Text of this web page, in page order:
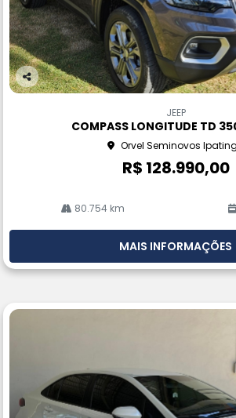
Co
JEEP
COMPASS LONGITUDE TD
Orvel Seminovos
R$ 128.990,00
80.754 km
MAIS INFORMAÇÕES